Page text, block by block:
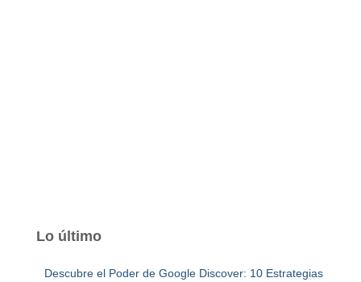
Lo último
Descubre el Poder de Google Discover: 10 Estrategias